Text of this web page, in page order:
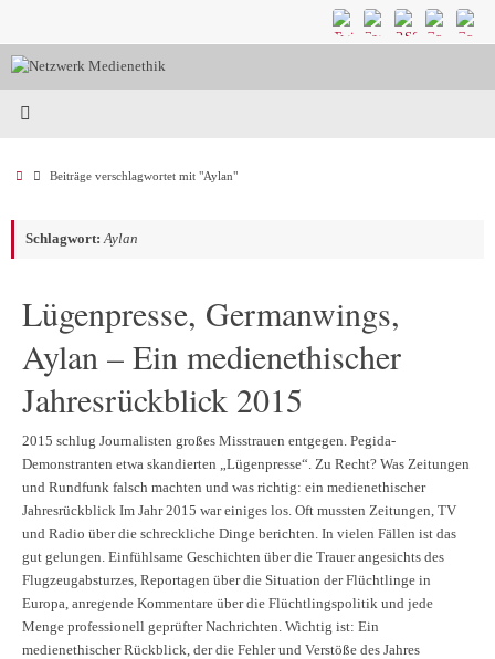
springen
StartBeiträge verschlagwortet mit "Aylan"
Schlagwort:Aylan
Lügenpresse, Germanwings,
Aylan – Ein medienethischer
Jahresrückblick 2015
2015 schlug Journalisten großes Misstrauen entgegen. Pegida-
Demonstranten etwa skandierten „Lügenpresse“. Zu Recht? Was Zeitungen
und Rundfunk falsch machten und was richtig: ein medienethischer
Jahresrückblick Im Jahr 2015 war einiges los. Oft mussten Zeitungen, TV
und Radio über die schreckliche Dinge berichten. In vielen Fällen ist das
gut gelungen. Einfühlsame Geschichten über die Trauer angesichts des
Flugzeugabsturzes, Reportagen über die Situation der Flüchtlinge in
Europa, anregende Kommentare über die Flüchtlingspolitik und jede
Menge professionell geprüfter Nachrichten. Wichtig ist: Ein
medienethischer Rückblick, der die Fehler und Verstöße des Jahres